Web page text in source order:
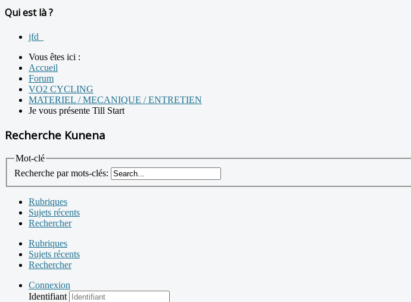
Qui est là ?
jfd_
Vous êtes ici :
Accueil
Forum
VO2 CYCLING
MATERIEL / MECANIQUE / ENTRETIEN
Je vous présente Till Start
Recherche Kunena
Mot-clé
Recherche par mots-clés:
Rubriques
Sujets récents
Rechercher
Rubriques
Sujets récents
Rechercher
Connexion
Identifiant